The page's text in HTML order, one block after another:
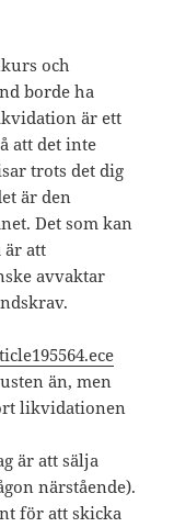
och
borde ha
är ett
att det inte
trots det dig
är den
Det som kan
är att
avvaktar
än, men
likvidationen
är att sälja
närstående).
för att skicka